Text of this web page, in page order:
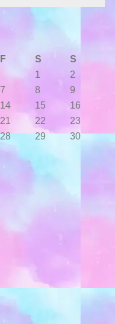
F S
S
1
2
7 8
9
14 15
16
21 22
23
28 29
30